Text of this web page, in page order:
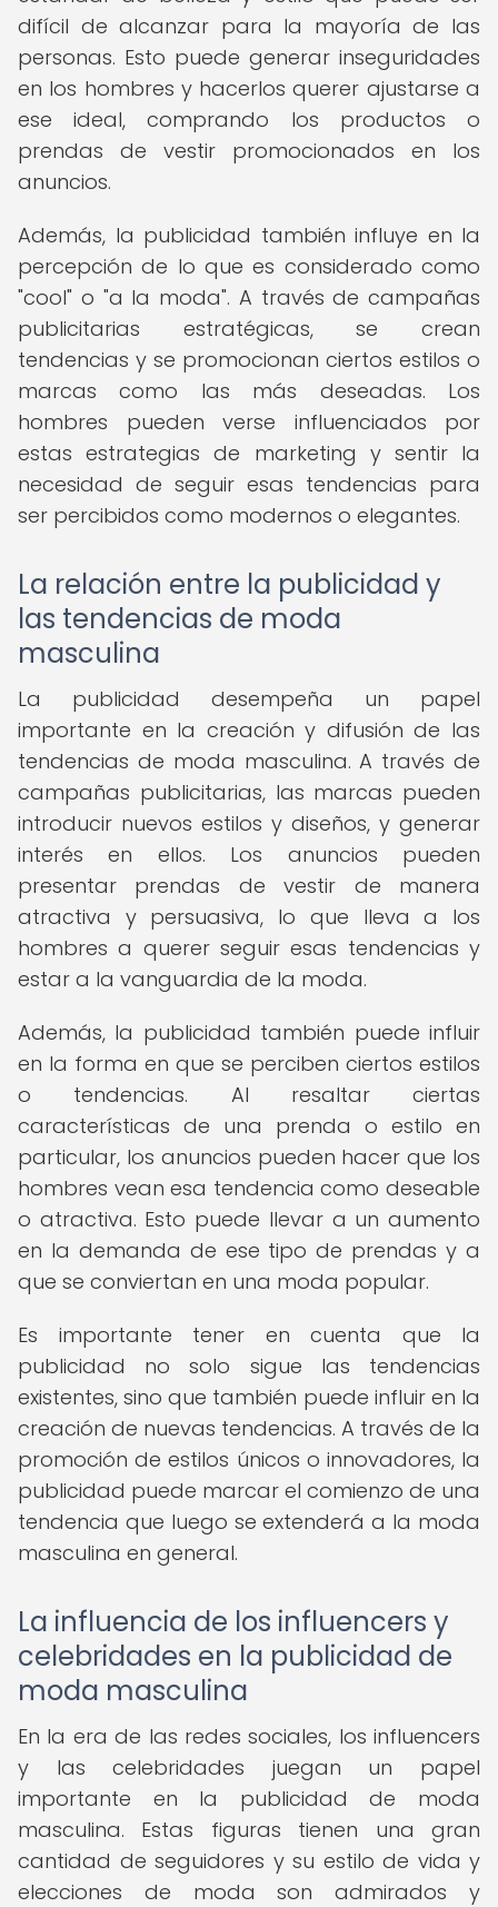
difícil de alcanzar para la mayoría de las
personas. Esto puede generar inseguridades
en los hombres y hacerlos querer ajustarse a
ese ideal, comprando los productos o
prendas de vestir promocionados en los
anuncios.
Además, la publicidad también influye en la
percepción de lo que es considerado como
"cool" o "a la moda". A través de campañas
publicitarias estratégicas, se crean
tendencias y se promocionan ciertos estilos o
marcas como las más deseadas. Los
hombres pueden verse influenciados por
estas estrategias de marketing y sentir la
necesidad de seguir esas tendencias para
ser percibidos como modernos o elegantes.
La relación entre la publicidad y
las tendencias de moda
masculina
La publicidad desempeña un papel
importante en la creación y difusión de las
tendencias de moda masculina. A través de
campañas publicitarias, las marcas pueden
introducir nuevos estilos y diseños, y generar
interés en ellos. Los anuncios pueden
presentar prendas de vestir de manera
atractiva y persuasiva, lo que lleva a los
hombres a querer seguir esas tendencias y
estar a la vanguardia de la moda.
Además, la publicidad también puede influir
en la forma en que se perciben ciertos estilos
o tendencias. Al resaltar ciertas
características de una prenda o estilo en
particular, los anuncios pueden hacer que los
hombres vean esa tendencia como deseable
o atractiva. Esto puede llevar a un aumento
en la demanda de ese tipo de prendas y a
que se conviertan en una moda popular.
Es importante tener en cuenta que la
publicidad no solo sigue las tendencias
existentes, sino que también puede influir en la
creación de nuevas tendencias. A través de la
promoción de estilos únicos o innovadores, la
publicidad puede marcar el comienzo de una
tendencia que luego se extenderá a la moda
masculina en general.
La influencia de los influencers y
celebridades en la publicidad de
moda masculina
En la era de las redes sociales, los influencers
y las celebridades juegan un papel
importante en la publicidad de moda
masculina. Estas figuras tienen una gran
cantidad de seguidores y su estilo de vida y
elecciones de moda son admirados y